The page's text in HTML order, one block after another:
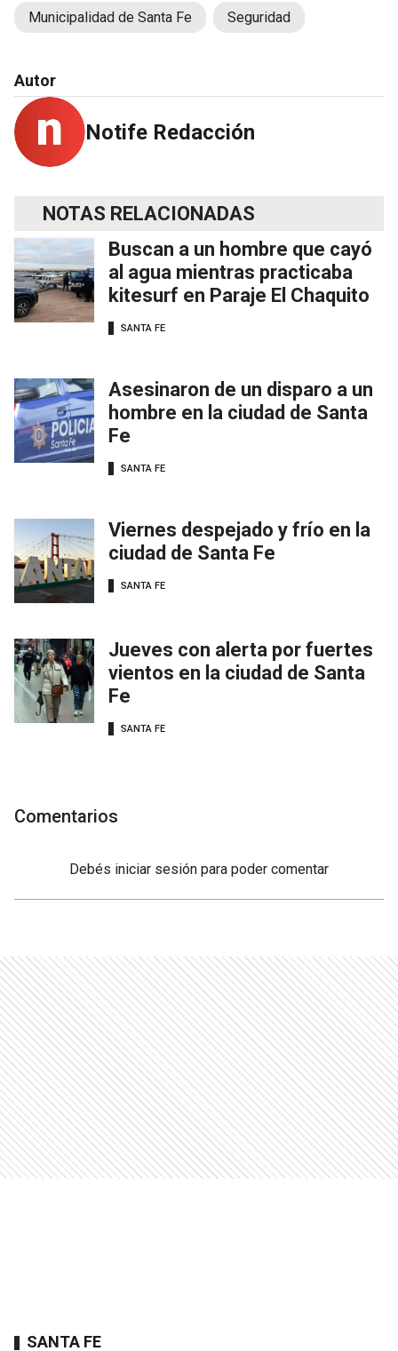
Municipalidad de Santa Fe Seguridad
Autor
Notife Redacción
NOTAS RELACIONADAS
Buscan a un hombre que cayó
al agua mientras practicaba
kitesurf en Paraje El Chaquito
SANTA FE
Asesinaron de un disparo a un
hombre en la ciudad de Santa
Fe
SANTA FE
Viernes despejado y frío en la
ciudad de Santa Fe
SANTA FE
Jueves con alerta por fuertes
vientos en la ciudad de Santa
Fe
SANTA FE
Comentarios
Debés iniciar sesión para poder comentar
SANTA FE